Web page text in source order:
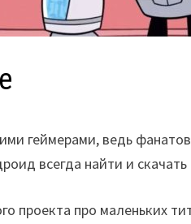
геймерами, ведь
всегда найти и скачать
проекта про маленьких